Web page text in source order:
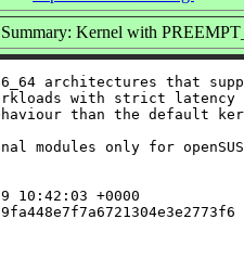
Summary: Kernel with
architectures that
with strict latency
than the default
modules only for
10:42:03 +0000